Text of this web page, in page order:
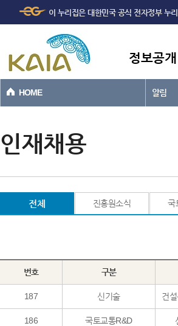
본문바로가기
이 누리집은 대한민국 공식 전자정부 누
정보공개
HOME 알림
인재채용
전체 진흥원소식 국
번호 구분
187 신기술 건
186 국토교통R&D